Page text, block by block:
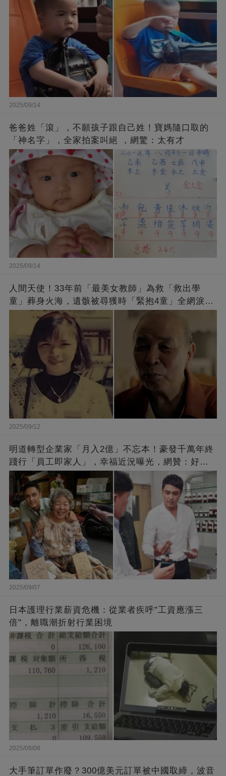
2025/09/14
爸爸姓「滾」，不願孩子跟自己姓！寶媽隨口取的
「神名字」，全家拍案叫絕 ，網驚：太有才
2025/09/14
人間天使！33年前「最美女教師」為救「救出學
童」葬身火海，遺骸被尋獲時「緊抱4童」全網淚
崩：真正的英雄不該被遺忘
2025/09/12
明道轉型企業家「月入2億」不忘本！豪發千萬年終
踐行「員工即家人」，幸福近況曝光，網贊：好老
闆的福報
2025/09/07
日本護理行業薪資危機：從業者疾呼"工資應漲三
倍"，離職潮折射行業困境
2025/08/08
大手筆訂單作廢？300億美元訂單被中國取締，波音